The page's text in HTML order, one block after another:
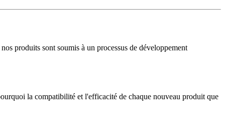
produits sont soumis à un processus de développement
la compatibilité et l'efficacité de chaque nouveau produit que